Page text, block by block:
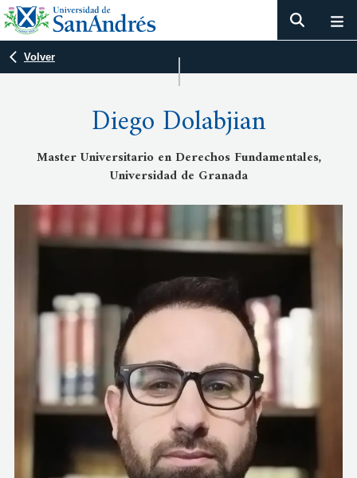
Volver
Diego Dolabjian
Master Universitario en Derechos Fundamentales,
Universidad de Granada